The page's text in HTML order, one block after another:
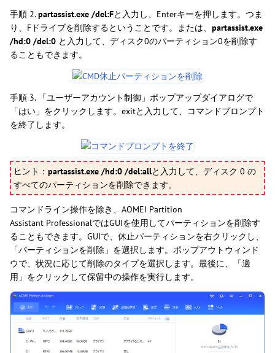
手順 2.partassist.exe /del:Fと入力し、Enterキーを押します。つま
り、Fドライブを削除するということです。または、 partassist.exe
/hd:0 /del:0 と入力して、ディスク0のパーティション0を削除す
ることもできます。
手順 3. 「ユーザーアカウント制御」ポップアップダイアログで
「はい」をクリックします。exitと入力して、コマンドプロンプト
を終了します。
ヒント： partassist.exe /hd:0 /del:allと入力して、ディスク 0 の
すべてのパーティションを削除できます。
コマンドライン操作を除き、AOMEI Partition
Assistant ProfessionalではGUIを使用してパーティションを削除す
ることもできます。GUIで、休止パーティションを右クリックし、
「パーティションを削除」を選択します。ポップアウトウィンド
ウで、状況に応じて削除のタイプを選択します。最後に、「適
用」をクリックして保留中の操作を実行します。